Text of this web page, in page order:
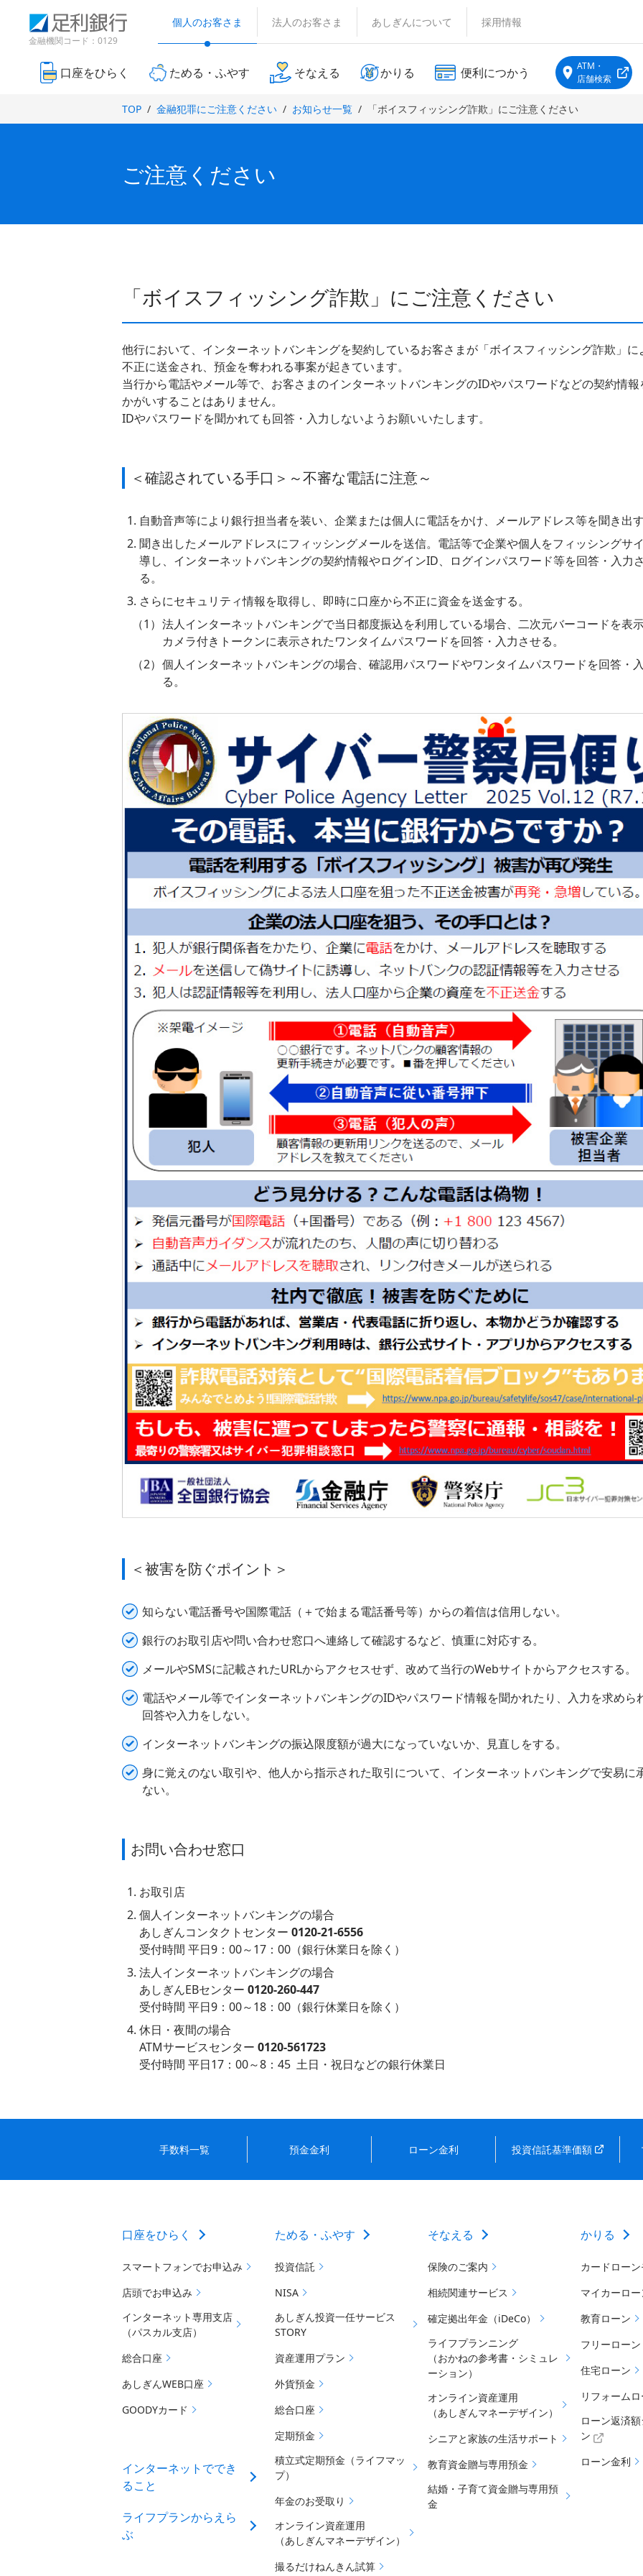
金融機関コード：0129
個人のお客さま 法人のお客さま あしぎんについて 採用情報
口座をひらく ためる・ふやす そなえる かりる 便利につかう
ATM・
店舗検索
き
TOP 金融犯罪にご注意ください お知らせ一覧 「ボイスフィッシング詐欺」にご注意ください
ご注意ください
「ボイスフィッシング詐欺」にご注意ください
他行において、インターネットバンキングを契約しているお客さまが「ボイスフィッシング詐欺」に
不正に送金され、預金を奪われる事案が起きています。
当行から電話やメール等で、お客さまのインターネットバンキングのIDやパスワードなどの契約情報
かがいすることはありません。
IDやパスワードを聞かれても回答・入力しないようお願いいたします。
＜確認されている手口＞～不審な電話に注意～
自動音声等により銀行担当者を装い、企業または個人に電話をかけ、メールアドレス等を聞き出
聞き出したメールアドレスにフィッシングメールを送信。電話等で企業や個人をフィッシングサ
導し、インターネットバンキングの契約情報やログインID、ログインパスワード等を回答・入力
る。
さらにセキュリティ情報を取得し、即時に口座から不正に資金を送金する。
法人インターネットバンキングで当日都度振込を利用している場合、二次元バーコードを表
カメラ付きトークンに表示されたワンタイムパスワードを回答・入力させる。
個人インターネットバンキングの場合、確認用パスワードやワンタイムパスワードを回答・
る。
＜被害を防ぐポイント＞
知らない電話番号や国際電話（＋で始まる電話番号等）からの着信は信用しない。
銀行のお取引店や問い合わせ窓口へ連絡して確認するなど、慎重に対応する。
メールやSMSに記載されたURLからアクセスせず、改めて当行のWebサイトからアクセスする。
電話やメール等でインターネットバンキングのIDやパスワード情報を聞かれたり、入力を求めら
回答や入力をしない。
インターネットバンキングの振込限度額が過大になっていないか、見直しをする。
身に覚えのない取引や、他人から指示された取引について、インターネットバンキングで安易に
ない。
お問い合わせ窓口
お取引店
個人インターネットバンキングの場合
あしぎんコンタクトセンター 0120-21-6556
受付時間 平日9：00～17：00（銀行休業日を除く）
法人インターネットバンキングの場合
あしぎんEBセンター 0120-260-447
受付時間 平日9：00～18：00（銀行休業日を除く）
休日・夜間の場合
ATMサービスセンター 0120-561723
受付時間 平日17：00～8：45 土日・祝日などの銀行休業日
手数料一覧 預金金利 ローン金利 投資信託基準価額
開
開
口座をひらく
スマートフォンでお申込み
店頭でお申込み
インターネット専用支店
（パスカル支店）
総合口座
あしぎんWEB口座
GOODYカード
インターネットででき
ること
ライフプランからえら
ぶ
ためる・ふやす
投資信託
NISA
あしぎん投資一任サービス
STORY
資産運用プラン
外貨預金
総合口座
定期預金
積立式定期預金（ライフマッ
プ）
年金のお受取り
オンライン資産運用
（あしぎんマネーデザイン）
撮るだけねんきん試算
そなえる
保険のご案内
相続関連サービス
確定拠出年金（iDeCo）
ライフプランニング
（おかねの参考書・シミュレ
ーション）
オンライン資産運用
（あしぎんマネーデザイン）
シニアと家族の生活サポート
教育資金贈与専用預金
結婚・子育て資金贈与専用預
金
かりる
カードロー
マイカーロ
教育ローン
フリーローン
住宅ローン
リフォーム
ローン返済
ン
ローン金利